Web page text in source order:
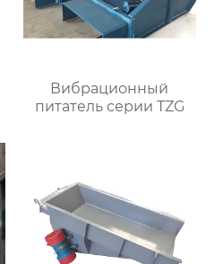
Вибрационный
питатель серии TZG